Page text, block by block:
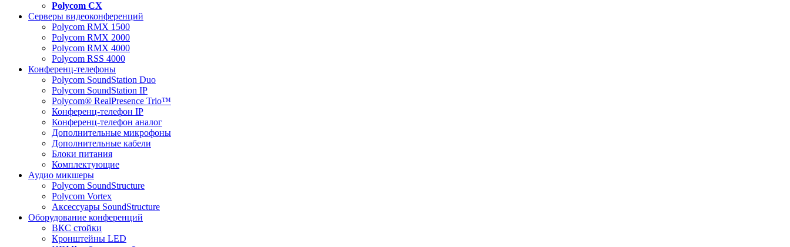
Polycom CX
Серверы видеоконференций
Polycom RMX 1500
Polycom RMX 2000
Polycom RMX 4000
Polycom RSS 4000
Конференц-телефоны
Polycom SoundStation Duo
Polycom SoundStation IP
Polycom® RealPresence Trio™
Конференц-телефон IP
Конференц-телефон аналог
Дополнительные микрофоны
Дополнительные кабели
Блоки питания
Комплектующие
Аудио микшеры
Polycom SoundStructure
Polycom Vortex
Аксессуары SoundStructure
Оборудование конференций
ВКС стойки
Кронштейны LED